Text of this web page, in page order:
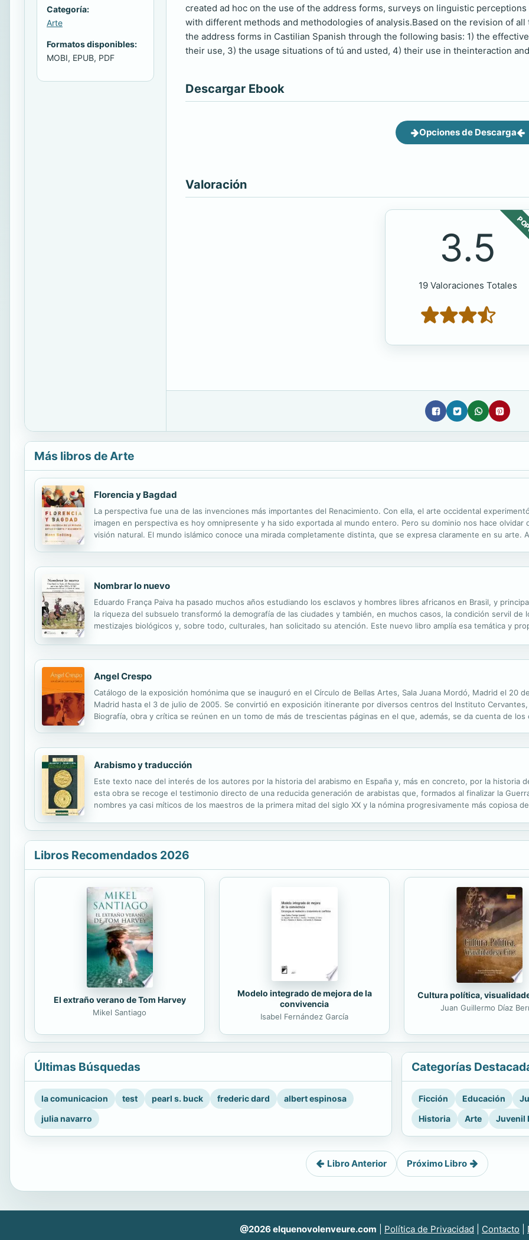
Categoría:
Arte
Formatos disponibles:
MOBI, EPUB, PDF
created ad hoc on the use of the address forms, surveys on linguistic
with different methods and methodologies of analysis.Based on the revision of
the address forms in Castilian Spanish through the following basis: 1) the
their use, 3) the usage situations of tú and usted, 4) their use in theinteraction
Descargar Ebook
Opciones de Descarga
Valoración
3.5
19 Valoraciones Totales
Más libros de Arte
Florencia y Bagdad
La perspectiva fue una de las invenciones más importantes del Renacimiento. Con ella, el arte occidental
imagen en perspectiva es hoy omnipresente y ha sido exportada al mundo entero. Pero su dominio nos hace
visión natural. El mundo islámico conoce una mirada completamente distinta, que se expresa claramente en su arte.
Nombrar lo nuevo
Eduardo França Paiva ha pasado muchos años estudiando los esclavos y hombres libres africanos en Brasil, y
la riqueza del subsuelo transformó la demografía de las ciudades y también, en muchos casos, la condición servil de
mestizajes biológicos y, sobre todo, culturales, han solicitado su atención. Este nuevo libro amplía esa temática y
Angel Crespo
Catálogo de la exposición homónima que se inauguró en el Círculo de Bellas Artes, Sala Juana Mordó, Madrid el 20
Madrid hasta el 3 de julio de 2005. Se convirtió en exposición itinerante por diversos centros del Instituto
Biografía, obra y crítica se reúnen en un tomo de más de trescientas páginas en el que, además, se da cuenta de
Arabismo y traducción
Este texto nace del interés de los autores por la historia del arabismo en España y, más en concreto, por la historia
esta obra se recoge el testimonio directo de una reducida generación de arabistas que, formados al finalizar la
nombres ya casi míticos de los maestros de la primera mitad del siglo XX y la nómina progresivamente más copiosa
Libros Recomendados 2026
El extraño verano de Tom Harvey
Mikel Santiago
Modelo integrado de mejora de la
convivencia
Isabel Fernández García
Cultura política,
Juan Guillermo Díaz
Últimas Búsquedas
la comunicacion test pearl s. buck frederic dard
albert espinosa
julia navarro
Categorías
Ficción Educación
Historia
Arte Juvenil
Libro Anterior Próximo Libro
@2026 elquenovolenveure.com Política de Privacidad Contacto